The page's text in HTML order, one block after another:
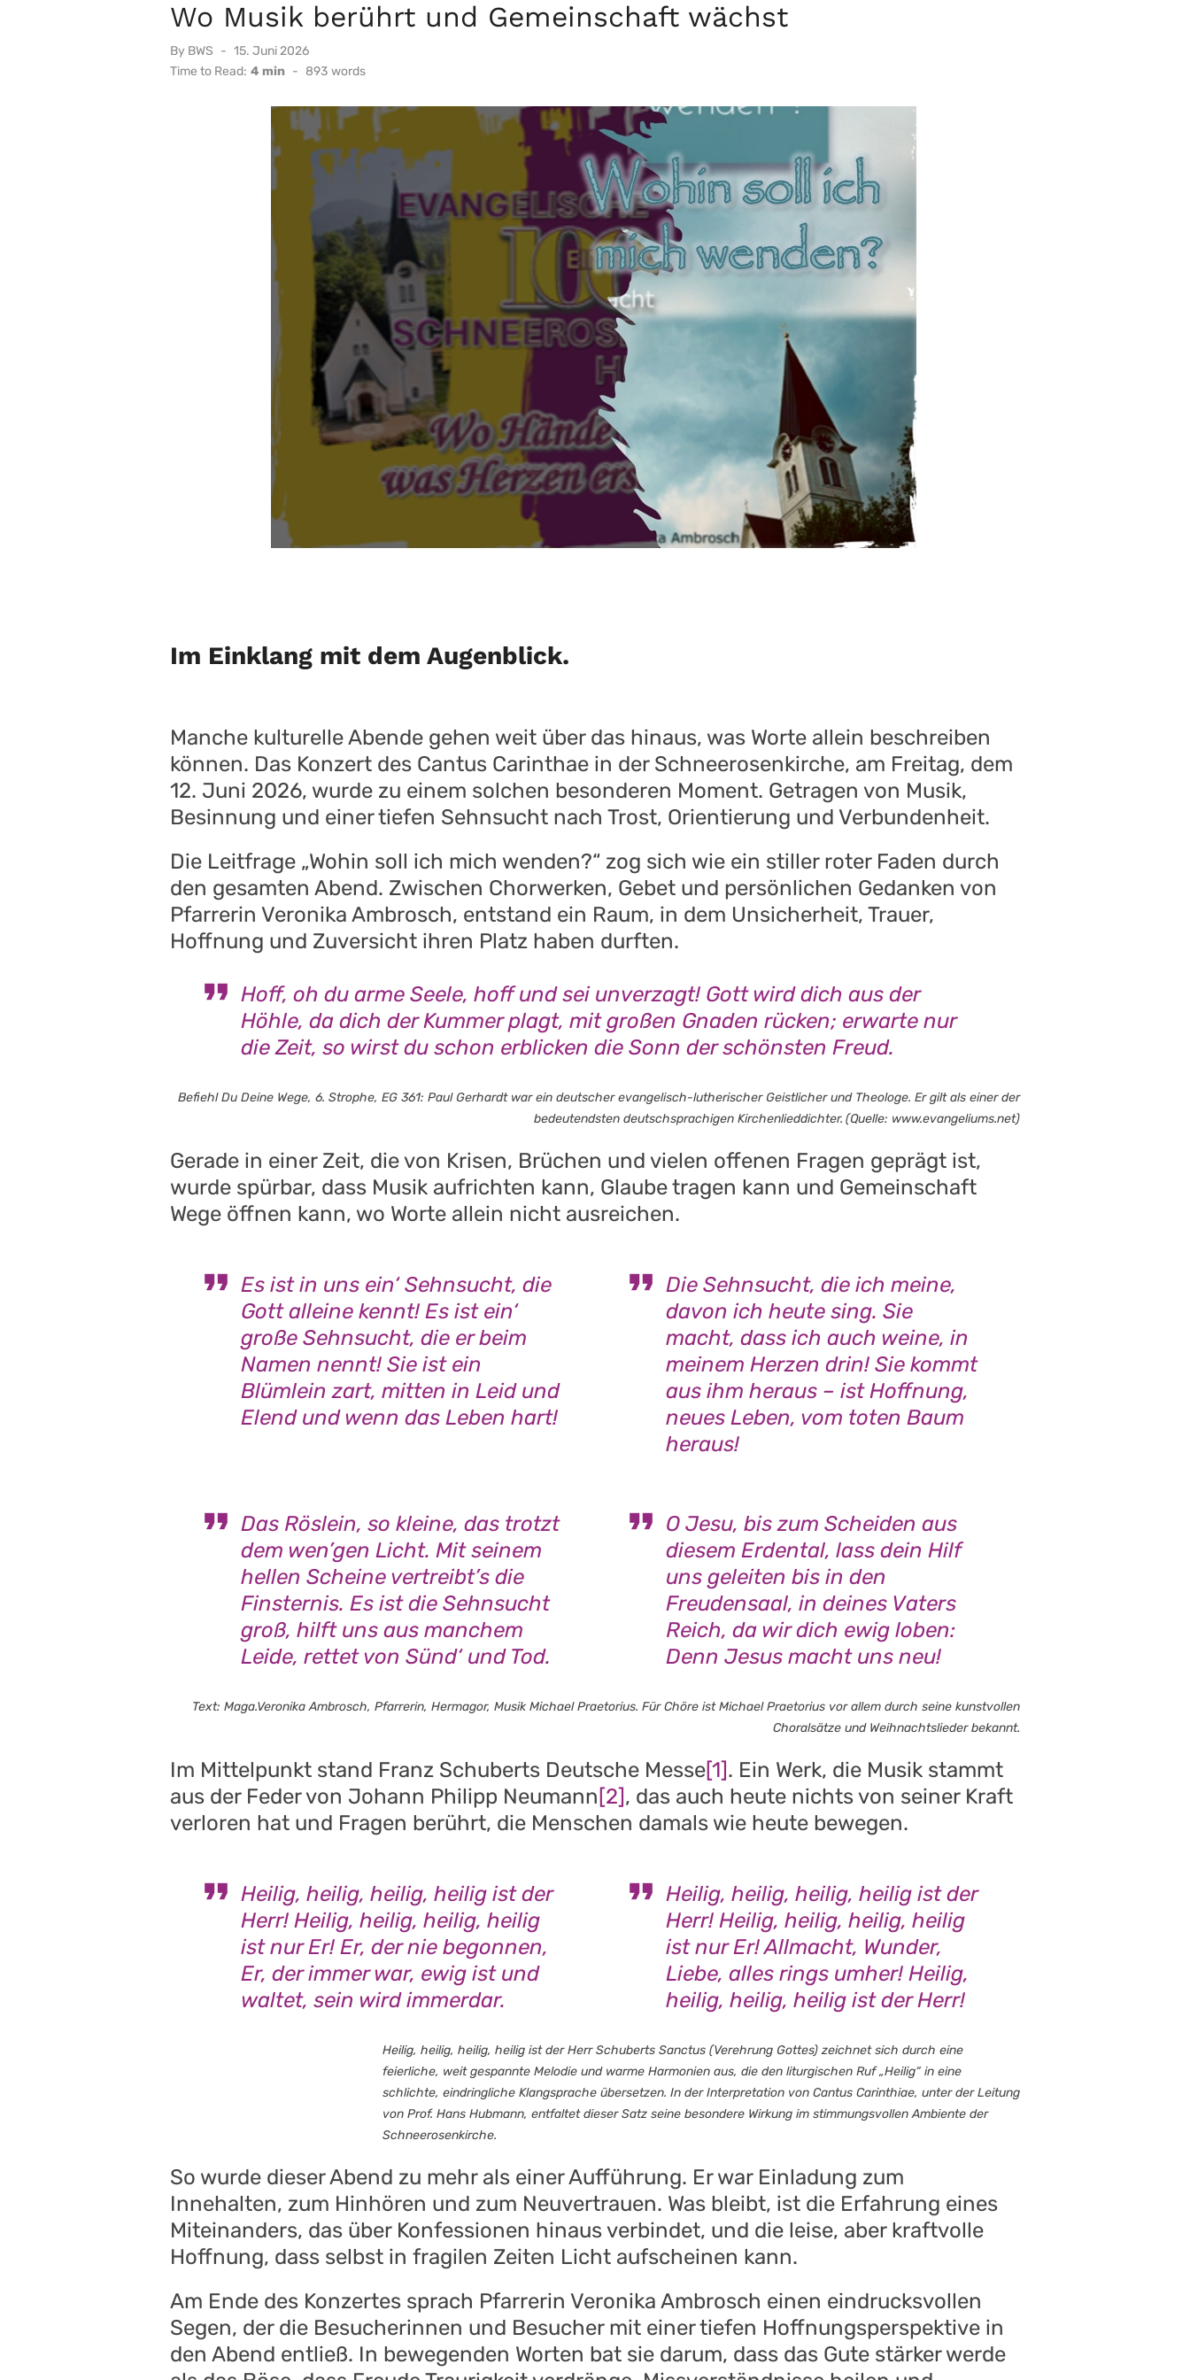
Wo Musik berührt und Gemeinschaft wächst
By BWS
Posted
on
15. Juni 2026
Time to Read: 4 min - 893 words
Im Einklang mit dem Augenblick.
Manche kulturelle Abende gehen weit über das hinaus, was Worte allein beschreiben
können. Das Konzert des Cantus Carinthae in der Schneerosenkirche, am Freitag, dem
12. Juni 2026, wurde zu einem solchen besonderen Moment. Getragen von Musik,
Besinnung und einer tiefen Sehnsucht nach Trost, Orientierung und Verbundenheit.
Die Leitfrage „Wohin soll ich mich wenden?“ zog sich wie ein stiller roter Faden durch
den gesamten Abend. Zwischen Chorwerken, Gebet und persönlichen Gedanken von
Pfarrerin Veronika Ambrosch, entstand ein Raum, in dem Unsicherheit, Trauer,
Hoffnung und Zuversicht ihren Platz haben durften.
Hoff, oh du arme Seele, hoff und sei unverzagt! Gott wird dich aus der
Höhle, da dich der Kummer plagt, mit großen Gnaden rücken; erwarte nur
die Zeit, so wirst du schon erblicken die Sonn der schönsten Freud.
Befiehl Du Deine Wege, 6. Strophe, EG 361: Paul Gerhardt war ein deutscher evangelisch-lutherischer Geistlicher und Theologe. Er gilt als einer der
bedeutendsten deutschsprachigen Kirchenlieddichter. (Quelle: www.evangeliums.net)
Gerade in einer Zeit, die von Krisen, Brüchen und vielen offenen Fragen geprägt ist,
wurde spürbar, dass Musik aufrichten kann, Glaube tragen kann und Gemeinschaft
Wege öffnen kann, wo Worte allein nicht ausreichen.
Es ist in uns ein‘ Sehnsucht, die
Gott alleine kennt! Es ist ein‘
große Sehnsucht, die er beim
Namen nennt! Sie ist ein
Blümlein zart, mitten in Leid und
Elend und wenn das Leben hart!
Die Sehnsucht, die ich meine,
davon ich heute sing. Sie
macht, dass ich auch weine, in
meinem Herzen drin! Sie kommt
aus ihm heraus – ist Hoffnung,
neues Leben, vom toten Baum
heraus!
Das Röslein, so kleine, das trotzt
dem wen’gen Licht. Mit seinem
hellen Scheine vertreibt’s die
Finsternis. Es ist die Sehnsucht
groß, hilft uns aus manchem
Leide, rettet von Sünd‘ und Tod.
O Jesu, bis zum Scheiden aus
diesem Erdental, lass dein Hilf
uns geleiten bis in den
Freudensaal, in deines Vaters
Reich, da wir dich ewig loben:
Denn Jesus macht uns neu!
Text: Maga.Veronika Ambrosch, Pfarrerin, Hermagor, Musik Michael Praetorius. Für Chöre ist Michael Praetorius vor allem durch seine kunstvollen
Choralsätze und Weihnachtslieder bekannt.
Im Mittelpunkt stand Franz Schuberts Deutsche Messe[1]. Ein Werk, die Musik stammt
aus der Feder von Johann Philipp Neumann [2], das auch heute nichts von seiner Kraft
verloren hat und Fragen berührt, die Menschen damals wie heute bewegen.
Heilig, heilig, heilig, heilig ist der
Herr! Heilig, heilig, heilig, heilig
ist nur Er! Er, der nie begonnen,
Er, der immer war, ewig ist und
waltet, sein wird immerdar.
Heilig, heilig, heilig, heilig ist der
Herr! Heilig, heilig, heilig, heilig
ist nur Er! Allmacht, Wunder,
Liebe, alles rings umher! Heilig,
heilig, heilig, heilig ist der Herr!
Heilig, heilig, heilig, heilig ist der Herr Schuberts Sanctus (Verehrung Gottes) zeichnet sich durch eine
feierliche, weit gespannte Melodie und warme Harmonien aus, die den liturgischen Ruf „Heilig“ in eine
schlichte, eindringliche Klangsprache übersetzen. In der Interpretation von Cantus Carinthiae, unter der Leitung
von Prof. Hans Hubmann, entfaltet dieser Satz seine besondere Wirkung im stimmungsvollen Ambiente der
Schneerosenkirche.
So wurde dieser Abend zu mehr als einer Aufführung. Er war Einladung zum
Innehalten, zum Hinhören und zum Neuvertrauen. Was bleibt, ist die Erfahrung eines
Miteinanders, das über Konfessionen hinaus verbindet, und die leise, aber kraftvolle
Hoffnung, dass selbst in fragilen Zeiten Licht aufscheinen kann.
Am Ende des Konzertes sprach Pfarrerin Veronika Ambrosch einen eindrucksvollen
Segen, der die Besucherinnen und Besucher mit einer tiefen Hoffnungsperspektive in
den Abend entließ. In bewegenden Worten bat sie darum, dass das Gute stärker werde